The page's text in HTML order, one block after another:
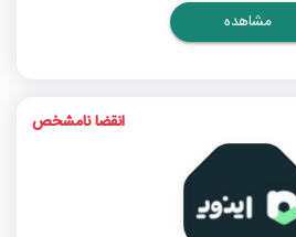
مشاهده
انقضا نامشخص